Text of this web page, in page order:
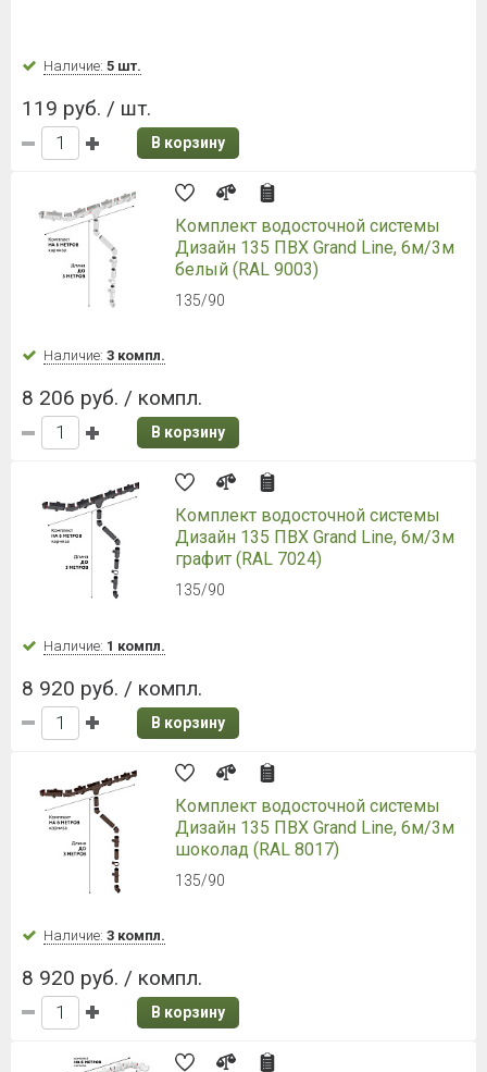
Наличие: 5 шт.
119 руб. / шт.
В корзину
Комплект водосточной системы
Дизайн 135 ПВХ Grand Line, 6м/3м
белый (RAL 9003)
135/90
Наличие: 3 компл.
8 206 руб. / компл.
В корзину
Комплект водосточной системы
Дизайн 135 ПВХ Grand Line, 6м/3м
графит (RAL 7024)
135/90
Наличие: 1 компл.
8 920 руб. / компл.
В корзину
Комплект водосточной системы
Дизайн 135 ПВХ Grand Line, 6м/3м
шоколад (RAL 8017)
135/90
Наличие: 3 компл.
8 920 руб. / компл.
В корзину